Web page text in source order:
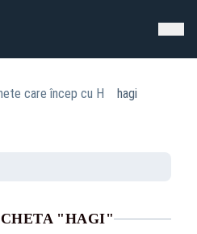
care încep cu H hagi
"HAGI"